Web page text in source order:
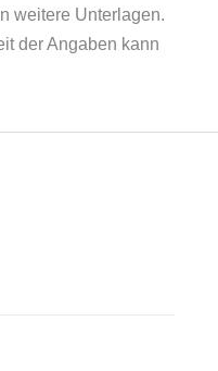
weitere Unterlagen.
der Angaben kann